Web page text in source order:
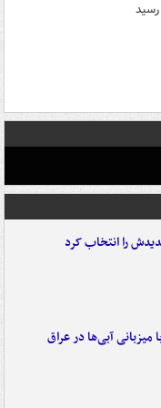
را انتخاب کرد